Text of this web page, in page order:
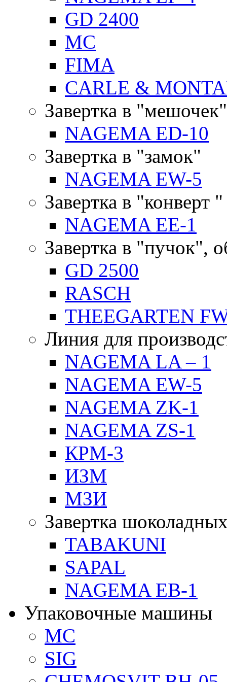
GD 2400
MC
FIMA
CARLE &
Завертка в "мешочек"
NAGEMA ED-10
Завертка в "замок"
NAGEMA EW-5
Завертка в "конверт "
NAGEMA EE-1
Завертка в "пучок",
GD 2500
RASCH
THEEGARTEN
Линия для
NAGEMA LA – 1
NAGEMA EW-5
NAGEMA ZK-1
NAGEMA ZS-1
КРМ-3
ИЗМ
МЗИ
Завертка
TABAKUNI
SAPAL
NAGEMA EB-1
Упаковочные машины
MC
SIG